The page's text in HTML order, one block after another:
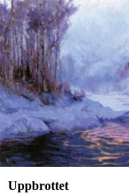
Uppbrottet